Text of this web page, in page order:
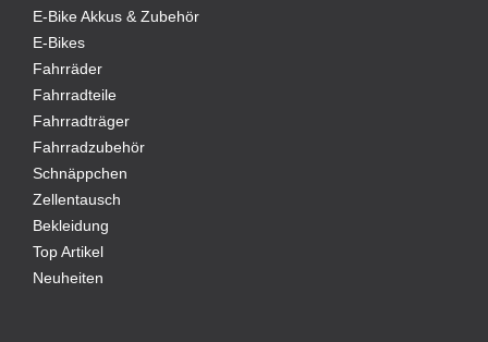
E-Bike Akkus & Zubehör
E-Bikes
Fahrräder
Fahrradteile
Fahrradträger
Fahrradzubehör
Schnäppchen
Zellentausch
Bekleidung
Top Artikel
Neuheiten